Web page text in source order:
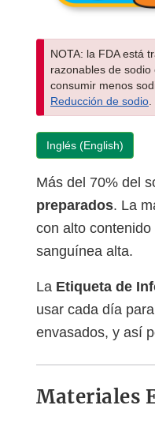
NOTA: la FDA está
razonables de
consumir menos
Reducción de sodio.
Inglés (English)
Más del 70% del
preparados. La
con alto
sanguínea alta.
La Etiqueta de
usar cada día
envasados, y así
Materiales